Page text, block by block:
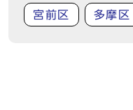
宮前区 多摩区